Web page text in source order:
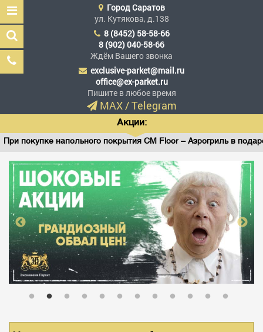
Эксклюзив Паркет
Мы сделали эксклюзив
доступным
ГЛАВНАЯ
АССОРТИМЕНТ
В НАЛИЧИИ
ГородСаратов
ул. Кутякова, д.138
8 (8452) 58-58-66
8 (902) 040-58-66
Ждём Вашего звонка
exclusive-parket@mail.ru
office@ex-parket.ru
Пишите в любое время
MAX/Telegram
Акции:
покупке напольного покрытия CM Floor – Аэрогриль в